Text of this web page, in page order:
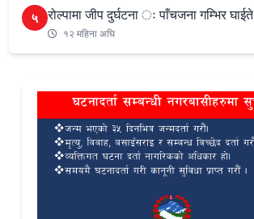
५ रोल्पामा जीप दुर्घटना ः पाँचजना गम्भिर घाईते
१२ महिना अघि